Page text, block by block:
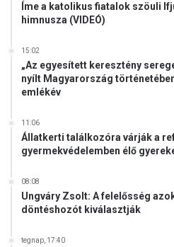
Íme a katolikus fiatalok szöuli
himnusza (VIDEÓ)
15:02
„Az egyesített keresztény
nyílt Magyarország
emlékév
11:06
Állatkerti találkozóra várják a
gyermekvédelemben élő
08:08
Ungváry Zsolt: A felelősség
döntéshozót kiválasztják
tegnap, 17:40